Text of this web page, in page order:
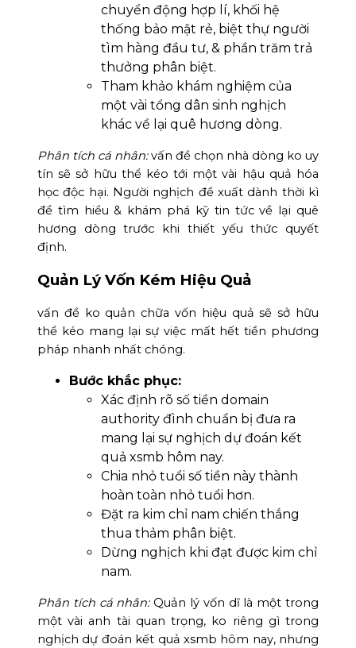
chuyển động hợp lí, khối hệ
thống bảo mật rẻ, biệt thự người
tìm hàng đầu tư, & phần trăm trả
thưởng phân biệt.
Tham khảo khám nghiệm của
một vài tổng dân sinh nghịch
khác về lại quê hương dòng.
Phân tích cá nhân:vấn đề chọn nhà dòng ko uy
tín sẽ sở hữu thể kéo tới một vài hậu quả hóa
học độc hại. Người nghịch đề xuất dành thời kì
để tìm hiểu & khám phá kỹ tin tức về lại quê
hương dòng trước khi thiết yếu thức quyết
định.
Quản Lý Vốn Kém Hiệu Quả
vấn đề ko quản chữa vốn hiệu quả sẽ sở hữu
thể kéo mang lại sự việc mất hết tiền phương
pháp nhanh nhất chóng.
Bước khắc phục:
Xác định rõ số tiền domain
authority đình chuẩn bị đưa ra
mang lại sự nghịch dự đoán kết
quả xsmb hôm nay.
Chia nhỏ tuổi số tiền này thành
hoàn toàn nhỏ tuổi hơn.
Đặt ra kim chỉ nam chiến thắng
thua thảm phân biệt.
Dừng nghịch khi đạt được kim chỉ
nam.
Phân tích cá nhân:Quản lý vốn dĩ là một trong
một vài anh tài quan trọng, ko riêng gì trong
nghịch dự đoán kết quả xsmb hôm nay, nhưng